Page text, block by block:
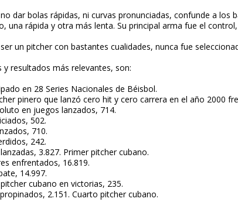
dar bolas rápidas, ni curvas pronunciadas, confunde a
una rápida y otra más lenta. Su principal arma fue el
un pitcher con bastantes cualidades, nunca fue
y resultados más relevantes, son:
en 28 Series Nacionales de Béisbol.
pinero que lanzó cero hit y cero carrera en el año 2000
en juegos lanzados, 714.
502.
710.
242.
3.827. Primer pitcher cubano.
enfrentados, 16.819.
14.997.
cubano en victorias, 235.
2.151. Cuarto pitcher cubano.